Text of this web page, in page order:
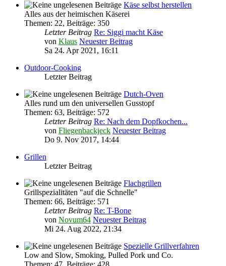
Käse selbst herstellen
Alles aus der heimischen Käserei
Themen: 22, Beiträge: 350
Letzter Beitrag Re: Siggi macht Käse
von Klaus Neuester Beitrag
Sa 24. Apr 2021, 16:11
Outdoor-Cooking
Letzter Beitrag
Dutch-Oven
Alles rund um den universellen Gusstopf
Themen: 63, Beiträge: 572
Letzter Beitrag Re: Nach dem Dopfkochen...
von Fliegenbackjeck Neuester Beitrag
Do 9. Nov 2017, 14:44
Grillen
Letzter Beitrag
Flachgrillen
Grillspezialitäten "auf die Schnelle"
Themen: 66, Beiträge: 571
Letzter Beitrag Re: T-Bone
von Novum64 Neuester Beitrag
Mi 24. Aug 2022, 21:34
Spezielle Grillverfahren
Low and Slow, Smoking, Pulled Pork und Co.
Themen: 47 Beiträge: 428